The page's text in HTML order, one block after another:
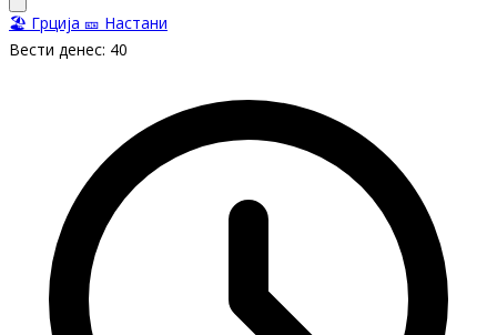
🏖️ Грција 🎫 Настани
Вести денес: 40